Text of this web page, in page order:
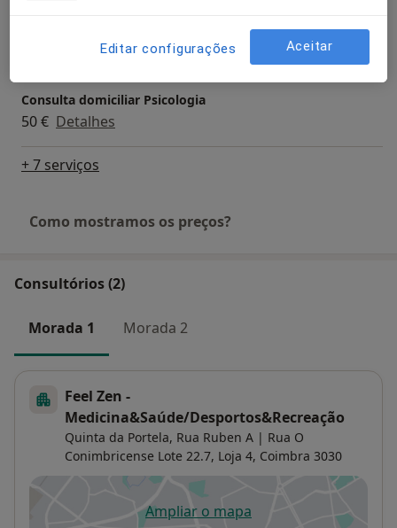
Detalhes
Consulta domiciliar Psicologia
50 € Detalhes
+ 7 serviços
Como mostramos os preços?
Consultórios (2)
Morada 1 Morada 2
Feel Zen -
Medicina&Saúde/Desportos&Recreação
Quinta da Portela, Rua Ruben A | Rua O
Conimbricense Lote 22.7, Loja 4, Coimbra 3030
Ampliar o mapaabre num novo separador
Editar configurações Aceitar